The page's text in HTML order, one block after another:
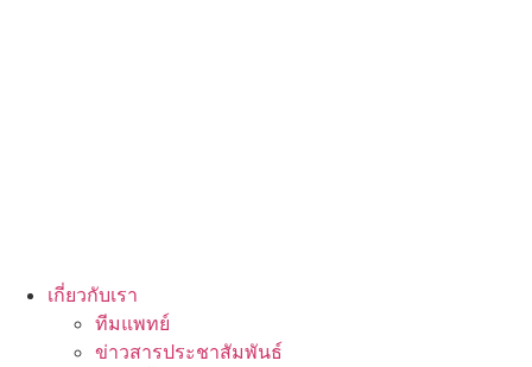
เกี่ยวกับเรา
ทีมแพทย์
ข่าวสารประชาสัมพันธ์